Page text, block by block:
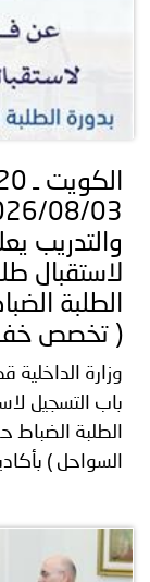
اجتماعات
جهود
و
إنجازات
برامج
توعوية
الخدمات
وفيديو
مجلة
أصداء
الأمانة
إعلانات
من
نحن
اتصل
بنا
والتدريب
لاستقبال
الطلبة
( تخصص
وزارة الداخلية
باب التسجيل
الطلبة الضباط
السواحل )